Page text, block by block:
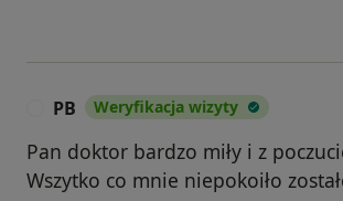
PB Weryfikacja wizyty
Pan doktor bardzo miły i z
Wszytko co mnie niepokoiło